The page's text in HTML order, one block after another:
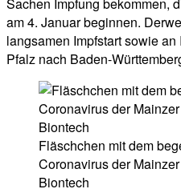
Sachen Impfung bekommen,
am 4. Januar beginnen.
langsamen Impfstart sowie
Pfalz nach Baden-
Fläschchen mit dem
Coronavirus der
Biontech